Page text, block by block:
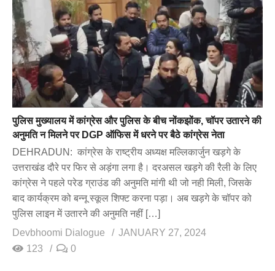
पुलिस मुख्यालय में कांग्रेस और पुलिस के बीच नोंकझोंक, चॉपर उतारने की
अनुमति न मिलने पर DGP ऑफिस में धरने पर बैठे कांग्रेस नेता
DEHRADUN: कांग्रेस के राष्ट्रीय अध्यक्ष मल्लिकार्जुन खड़गे के
उत्तराखंड दौरे पर फिर से अड़ंगा लगा है। दरअसल खड़गे की रैली के लिए
कांग्रेस ने पहले परेड ग्राउंड की अनुमति मांगी थी जो नही मिली, जिसके
बाद कार्यक्रम को बन्नू स्कूल शिफ्ट करना पड़ा। अब खड़गे के चॉपर को
पुलिस लाइन में उतारने की अनुमति नहीं […]
Devbhoomi Dialogue
JANUARY 27, 2024
123
0